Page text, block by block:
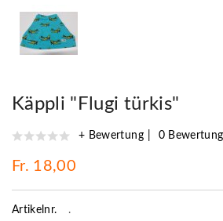
Käppli "Flugi türkis"
+ Bewertung 0
Fr. 18,00
Artikelnr. .